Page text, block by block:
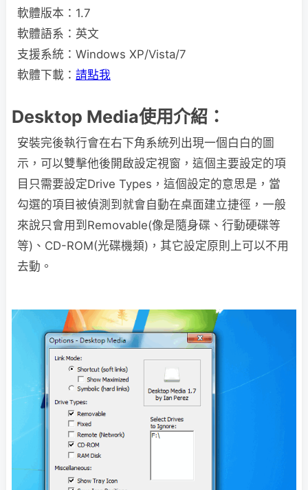
軟體版本：1.7
軟體語系：英文
支援系統：Windows XP/Vista/7
軟體下載： 請點我
Desktop Media使用介紹：
安裝完後執行會在右下角系統列出現一個白白的圖
示，可以雙擊他後開啟設定視窗，這個主要設定的項
目只需要設定Drive Types，這個設定的意思是，當
勾選的項目被偵測到就會自動在桌面建立捷徑，一般
來說只會用到Removable(像是隨身碟、行動硬碟等
等)、CD-ROM(光碟機類)，其它設定原則上可以不用
去動。